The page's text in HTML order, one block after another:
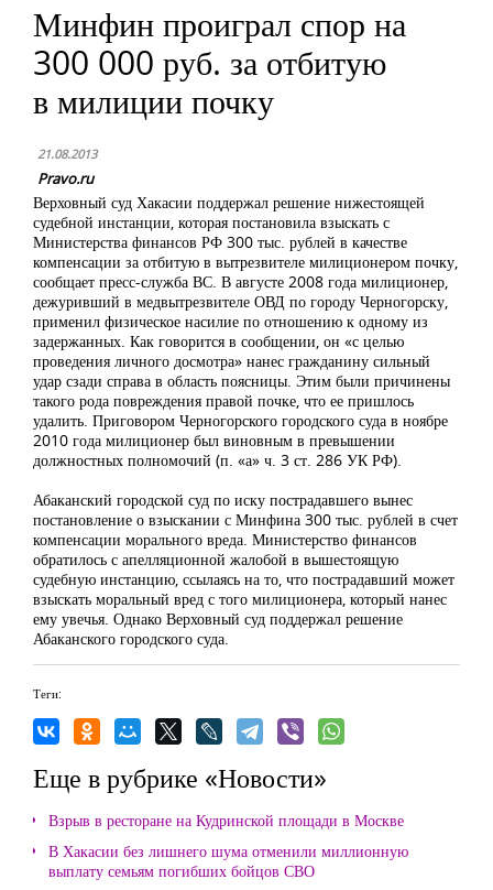
Минфин проиграл спор на
300 000 руб. за отбитую
в милиции почку
21.08.2013
Pravo.ru
Верховный суд Хакасии поддержал решение нижестоящей
судебной инстанции, которая постановила взыскать с
Министерства финансов РФ 300 тыс. рублей в качестве
компенсации за отбитую в вытрезвителе милиционером почку,
сообщает пресс-служба ВС. В августе 2008 года милиционер,
дежуривший в медвытрезвителе ОВД по городу Черногорску,
применил физическое насилие по отношению к одному из
задержанных. Как говорится в сообщении, он «с целью
проведения личного досмотра» нанес гражданину сильный
удар сзади справа в область поясницы. Этим были причинены
такого рода повреждения правой почке, что ее пришлось
удалить. Приговором Черногорского городского суда в ноябре
2010 года милиционер был виновным в превышении
должностных полномочий (п. «а» ч. 3 ст. 286 УК РФ).
Абаканский городской суд по иску пострадавшего вынес
постановление о взыскании с Минфина 300 тыс. рублей в счет
компенсации морального вреда. Министерство финансов
обратилось с апелляционной жалобой в вышестоящую
судебную инстанцию, ссылаясь на то, что пострадавший может
взыскать моральный вред с того милиционера, который нанес
ему увечья. Однако Верховный суд поддержал решение
Абаканского городского суда.
Теги:
Еще в рубрике «Новости»
Взрыв в ресторане на Кудринской площади в Москве
В Хакасии без лишнего шума отменили миллионную
выплату семьям погибших бойцов СВО